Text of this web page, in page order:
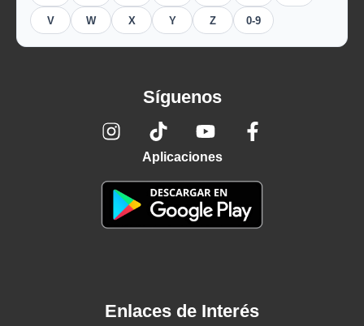
V W X Y Z 0-9
Síguenos
Aplicaciones
Enlaces de Interés